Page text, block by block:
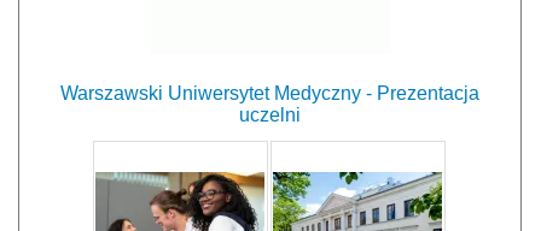
Warszawski Uniwersytet Medyczny - Prezentacja
uczelni